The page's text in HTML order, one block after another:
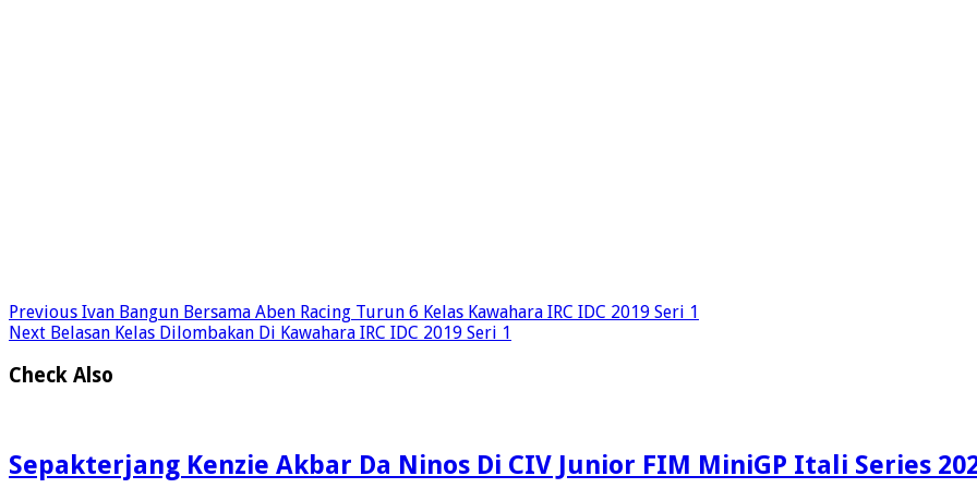
Previous Ivan Bangun Bersama Aben Racing Turun 6 Kelas Kawahara IRC IDC 2019 Seri 1
Next Belasan Kelas Dilombakan Di Kawahara IRC IDC 2019 Seri 1
Check Also
Sepakterjang Kenzie Akbar Da Ninos Di CIV Junior FIM MiniGP Itali Series